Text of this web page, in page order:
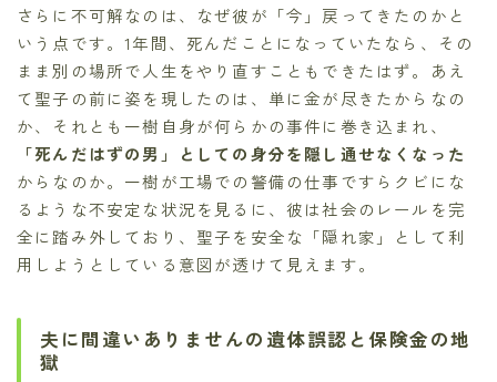
さらに不可解なのは、なぜ彼が「今」戻ってきたのかと
いう点です。1年間、死んだことになっていたなら、その
まま別の場所で人生をやり直すこともできたはず。あえ
て聖子の前に姿を現したのは、単に金が尽きたからなの
か、それとも一樹自身が何らかの事件に巻き込まれ、
「死んだはずの男」としての身分を隠し通せなくなった
からなのか。一樹が工場での警備の仕事ですらクビにな
るような不安定な状況を見るに、彼は社会のレールを完
全に踏み外しており、聖子を安全な「隠れ家」として利
用しようとしている意図が透けて見えます。
夫に間違いありませんの遺体誤認と保険金の地
獄